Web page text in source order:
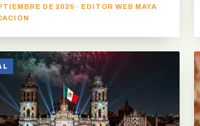
DE 2025 · EDITOR WEB MAYA